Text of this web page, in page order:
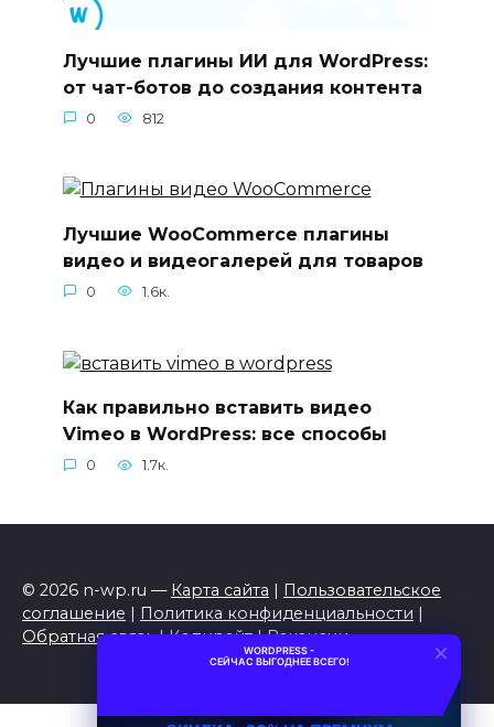
Лучшие плагины ИИ для WordPress:
от чат-ботов до создания контента
0 812
Лучшие WooCommerce плагины
видео и видеогалерей для товаров
0 1.6к.
Как правильно вставить видео
Vimeo в WordPress: все способы
0 1.7к.
© 2026 n-wp.ru — Карта сайта | Пользовательское
соглашение | Политика конфиденциальности |
Обратная связь|Копирайт|Вакансии ×
WORDPRESS -
СЕЙЧАС ВЫГОДНЕЕ ВСЕГО!